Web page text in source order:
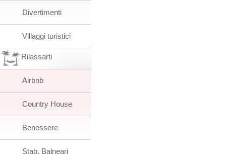
Divertimenti
Villaggi turistici
Rilassarti
Airbnb
Country House
Benessere
Stab. Balneari